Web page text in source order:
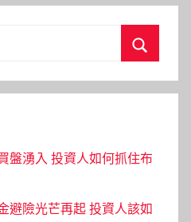
盤湧入 投資人如何抓住布
避險光芒再起 投資人該如